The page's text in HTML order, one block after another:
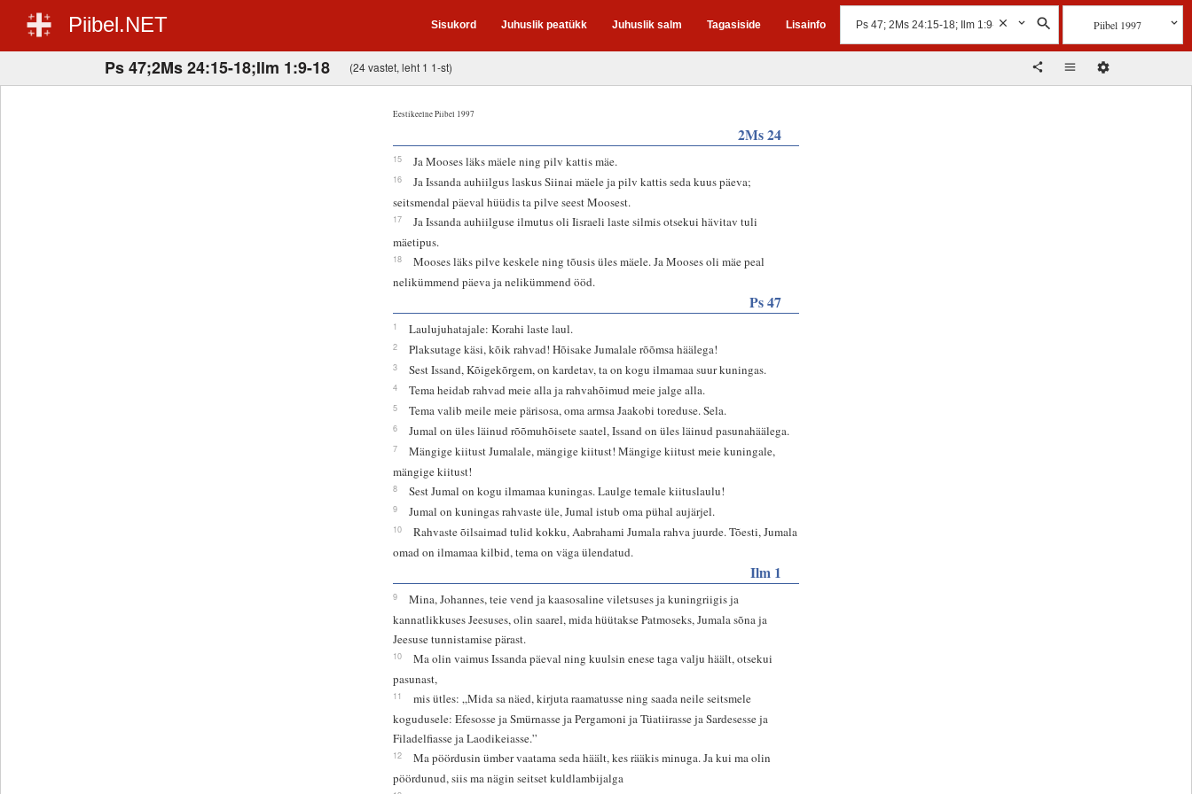
Piibel.NET Sisukord Juhuslik peatükk Juhuslik salm Tagasiside Lisainfo Piibel 1997
Ps 47;2Ms 24:15-18;Ilm 1:9-18 (24 vastet, leht 1 1-st)
Eestikeelne Piibel 1997
2Ms 24
15 Ja Mooses läks mäele ning pilv kattis mäe.
16
Ja Issanda auhiilgus laskus Siinai mäele ja pilv kattis seda kuus päeva;
seitsmendal päeval hüüdis ta pilve seest Moosest.
17
Ja Issanda auhiilguse ilmutus oli Iisraeli laste silmis otsekui hävitav tuli
mäetipus.
18
Mooses läks pilve keskele ning tõusis üles mäele. Ja Mooses oli mäe peal
nelikümmend päeva ja nelikümmend ööd.
Ps 47
1 Laulujuhatajale: Korahi laste laul.
2 Plaksutage käsi, kõik rahvad! Hõisake Jumalale rõõmsa häälega!
3 Sest Issand, Kõigekõrgem, on kardetav, ta on kogu ilmamaa suur kuningas.
4 Tema heidab rahvad meie alla ja rahvahõimud meie jalge alla.
5 Tema valib meile meie pärisosa, oma armsa Jaakobi toreduse. Sela.
6 Jumal on üles läinud rõõmuhõisete saatel, Issand on üles läinud pasunahäälega.
7
Mängige kiitust Jumalale, mängige kiitust! Mängige kiitust meie kuningale,
mängige kiitust!
8 Sest Jumal on kogu ilmamaa kuningas. Laulge temale kiituslaulu!
9 Jumal on kuningas rahvaste üle, Jumal istub oma pühal aujärjel.
10
Rahvaste õilsaimad tulid kokku, Aabrahami Jumala rahva juurde. Tõesti, Jumala
omad on ilmamaa kilbid, tema on väga ülendatud.
Ilm 1
9
Mina, Johannes, teie vend ja kaasosaline viletsuses ja kuningriigis ja
kannatlikkuses Jeesuses, olin saarel, mida hüütakse Patmoseks, Jumala sõna ja
Jeesuse tunnistamise pärast.
10
Ma olin vaimus Issanda päeval ning kuulsin enese taga valju häält, otsekui
pasunast,
11
mis ütles: „Mida sa näed, kirjuta raamatusse ning saada neile seitsmele
kogudusele: Efesosse ja Smürnasse ja Pergamoni ja Tüatiirasse ja Sardesesse ja
Filadelfiasse ja Laodikeiasse.”
12
Ma pöördusin ümber vaatama seda häält, kes rääkis minuga. Ja kui ma olin
pöördunud, siis ma nägin seitset kuldlambijalga